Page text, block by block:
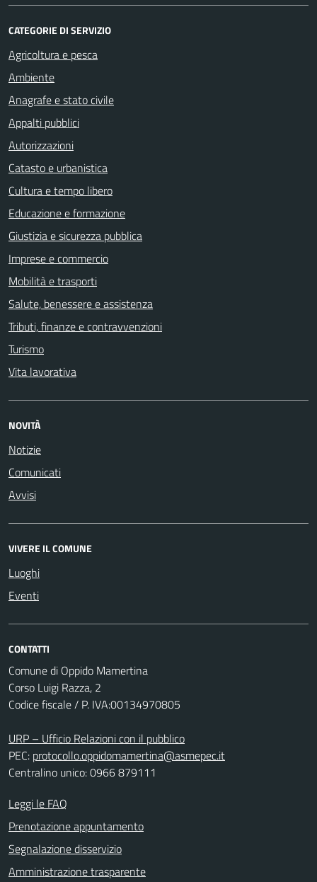
CATEGORIE DI SERVIZIO
Agricoltura e pesca
Ambiente
Anagrafe e stato civile
Appalti pubblici
Autorizzazioni
Catasto e urbanistica
Cultura e tempo libero
Educazione e formazione
Giustizia e sicurezza pubblica
Imprese e commercio
Mobilità e trasporti
Salute, benessere e assistenza
Tributi, finanze e contravvenzioni
Turismo
Vita lavorativa
NOVITÀ
Notizie
Comunicati
Avvisi
VIVERE IL COMUNE
Luoghi
Eventi
CONTATTI
Comune di Oppido Mamertina
Corso Luigi Razza, 2
Codice fiscale / P. IVA:00134970805
URP – Ufficio Relazioni con il pubblico
PEC: protocollo.oppidomamertina@asmepec.it
Centralino unico: 0966 879111
Leggi le FAQ
Prenotazione appuntamento
Segnalazione disservizio
Amministrazione trasparente